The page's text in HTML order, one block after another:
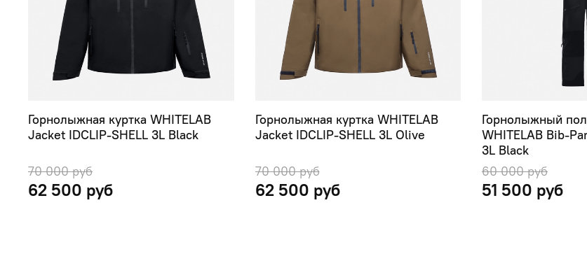
Горнолыжная куртка WHITELAB
Jacket IDCLIP-SHELL 3L Black
70 000 руб
62 500 руб
Горнолыжная куртка WHITELAB
Jacket IDCLIP-SHELL 3L Olive
70 000 руб
62 500 руб
Горнолыжный
WHITELAB Bib-
3L Black
60 000 руб
51 500 руб